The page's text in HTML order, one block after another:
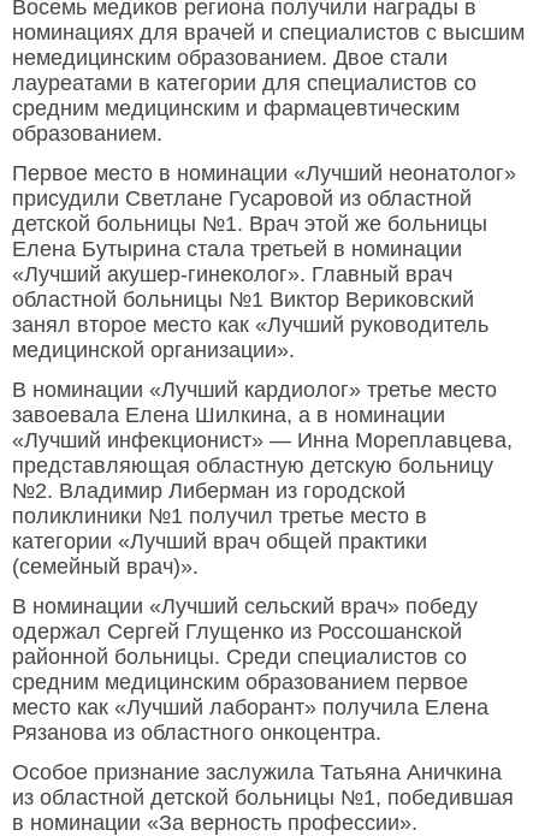
Восемь медиков региона получили награды в
номинациях для врачей и специалистов с высшим
немедицинским образованием. Двое стали
лауреатами в категории для специалистов со
средним медицинским и фармацевтическим
образованием.
Первое место в номинации «Лучший неонатолог»
присудили Светлане Гусаровой из областной
детской больницы №1. Врач этой же больницы
Елена Бутырина стала третьей в номинации
«Лучший акушер-гинеколог». Главный врач
областной больницы №1 Виктор Вериковский
занял второе место как «Лучший руководитель
медицинской организации».
В номинации «Лучший кардиолог» третье место
завоевала Елена Шилкина, а в номинации
«Лучший инфекционист» — Инна Мореплавцева,
представляющая областную детскую больницу
№2. Владимир Либерман из городской
поликлиники №1 получил третье место в
категории «Лучший врач общей практики
(семейный врач)».
В номинации «Лучший сельский врач» победу
одержал Сергей Глущенко из Россошанской
районной больницы. Среди специалистов со
средним медицинским образованием первое
место как «Лучший лаборант» получила Елена
Рязанова из областного онкоцентра.
Особое признание заслужила Татьяна Аничкина
из областной детской больницы №1, победившая
в номинации «За верность профессии».